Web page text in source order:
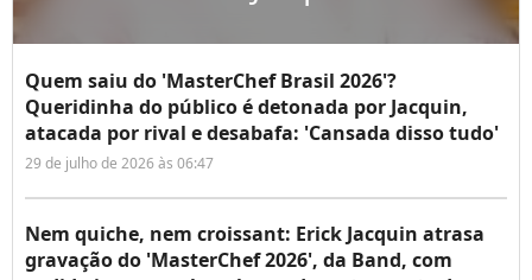
Quem saiu do 'MasterChef Brasil 2026'?
Queridinha do público é detonada por Jacquin,
atacada por rival e desabafa: 'Cansada disso tudo'
29 de julho de 2026 às 06:47
Nem quiche, nem croissant: Erick Jacquin atrasa
gravação do 'MasterChef 2026', da Band, com